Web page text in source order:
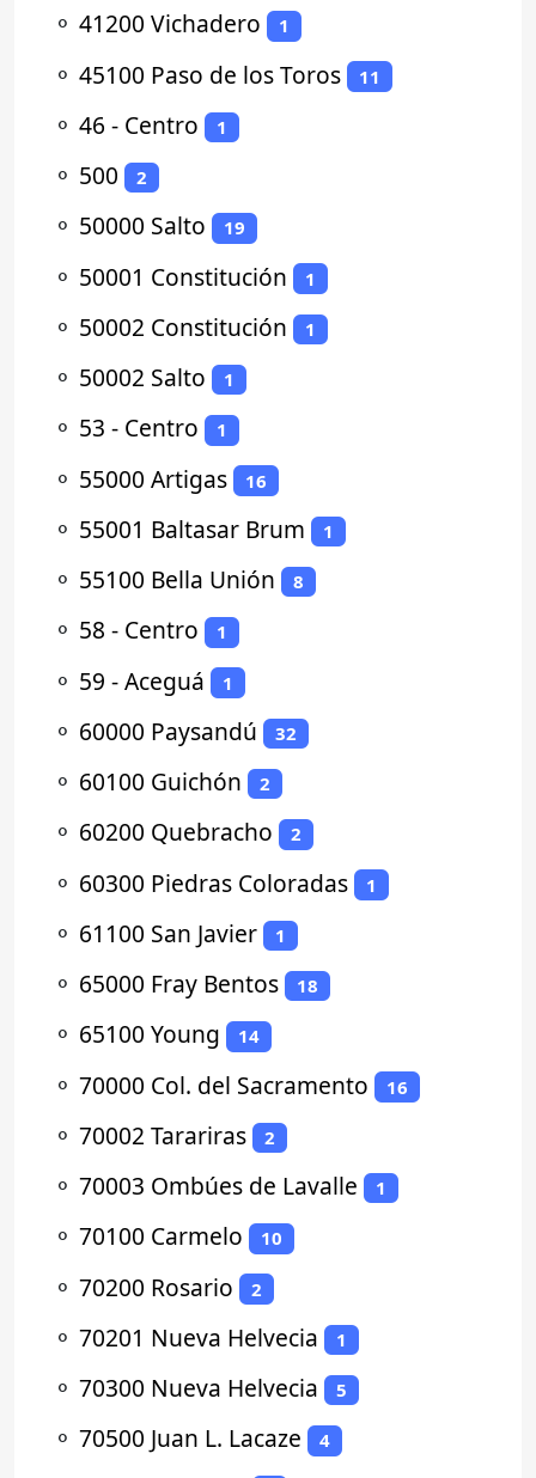
⚬ 41200 Vichadero 1
⚬ 45100 Paso de los Toros 11
⚬ 46 - Centro 1
⚬ 500 2
⚬ 50000 Salto 19
⚬ 50001 Constitución 1
⚬ 50002 Constitución 1
⚬ 50002 Salto 1
⚬ 53 - Centro 1
⚬ 55000 Artigas 16
⚬ 55001 Baltasar Brum 1
⚬ 55100 Bella Unión 8
⚬ 58 - Centro 1
⚬ 59 - Aceguá 1
⚬ 60000 Paysandú 32
⚬ 60100 Guichón 2
⚬ 60200 Quebracho 2
⚬ 60300 Piedras Coloradas 1
⚬ 61100 San Javier 1
⚬ 65000 Fray Bentos 18
⚬ 65100 Young 14
⚬ 70000 Col. del Sacramento 16
⚬ 70002 Tarariras 2
⚬ 70003 Ombúes de Lavalle 1
⚬ 70100 Carmelo 10
⚬ 70200 Rosario 2
⚬ 70201 Nueva Helvecia 1
⚬ 70300 Nueva Helvecia 5
⚬ 70500 Juan L. Lacaze 4